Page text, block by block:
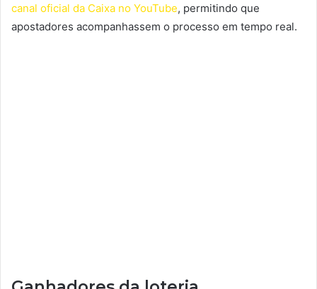
canal oficial da Caixa no YouTube, permitindo que
apostadores acompanhassem o processo em tempo real.